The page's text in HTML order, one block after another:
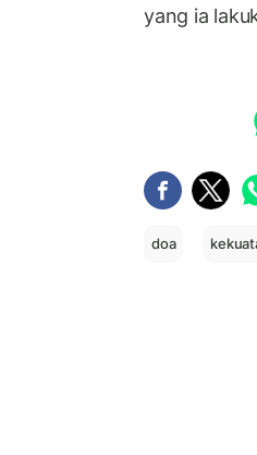
yang ia
doa